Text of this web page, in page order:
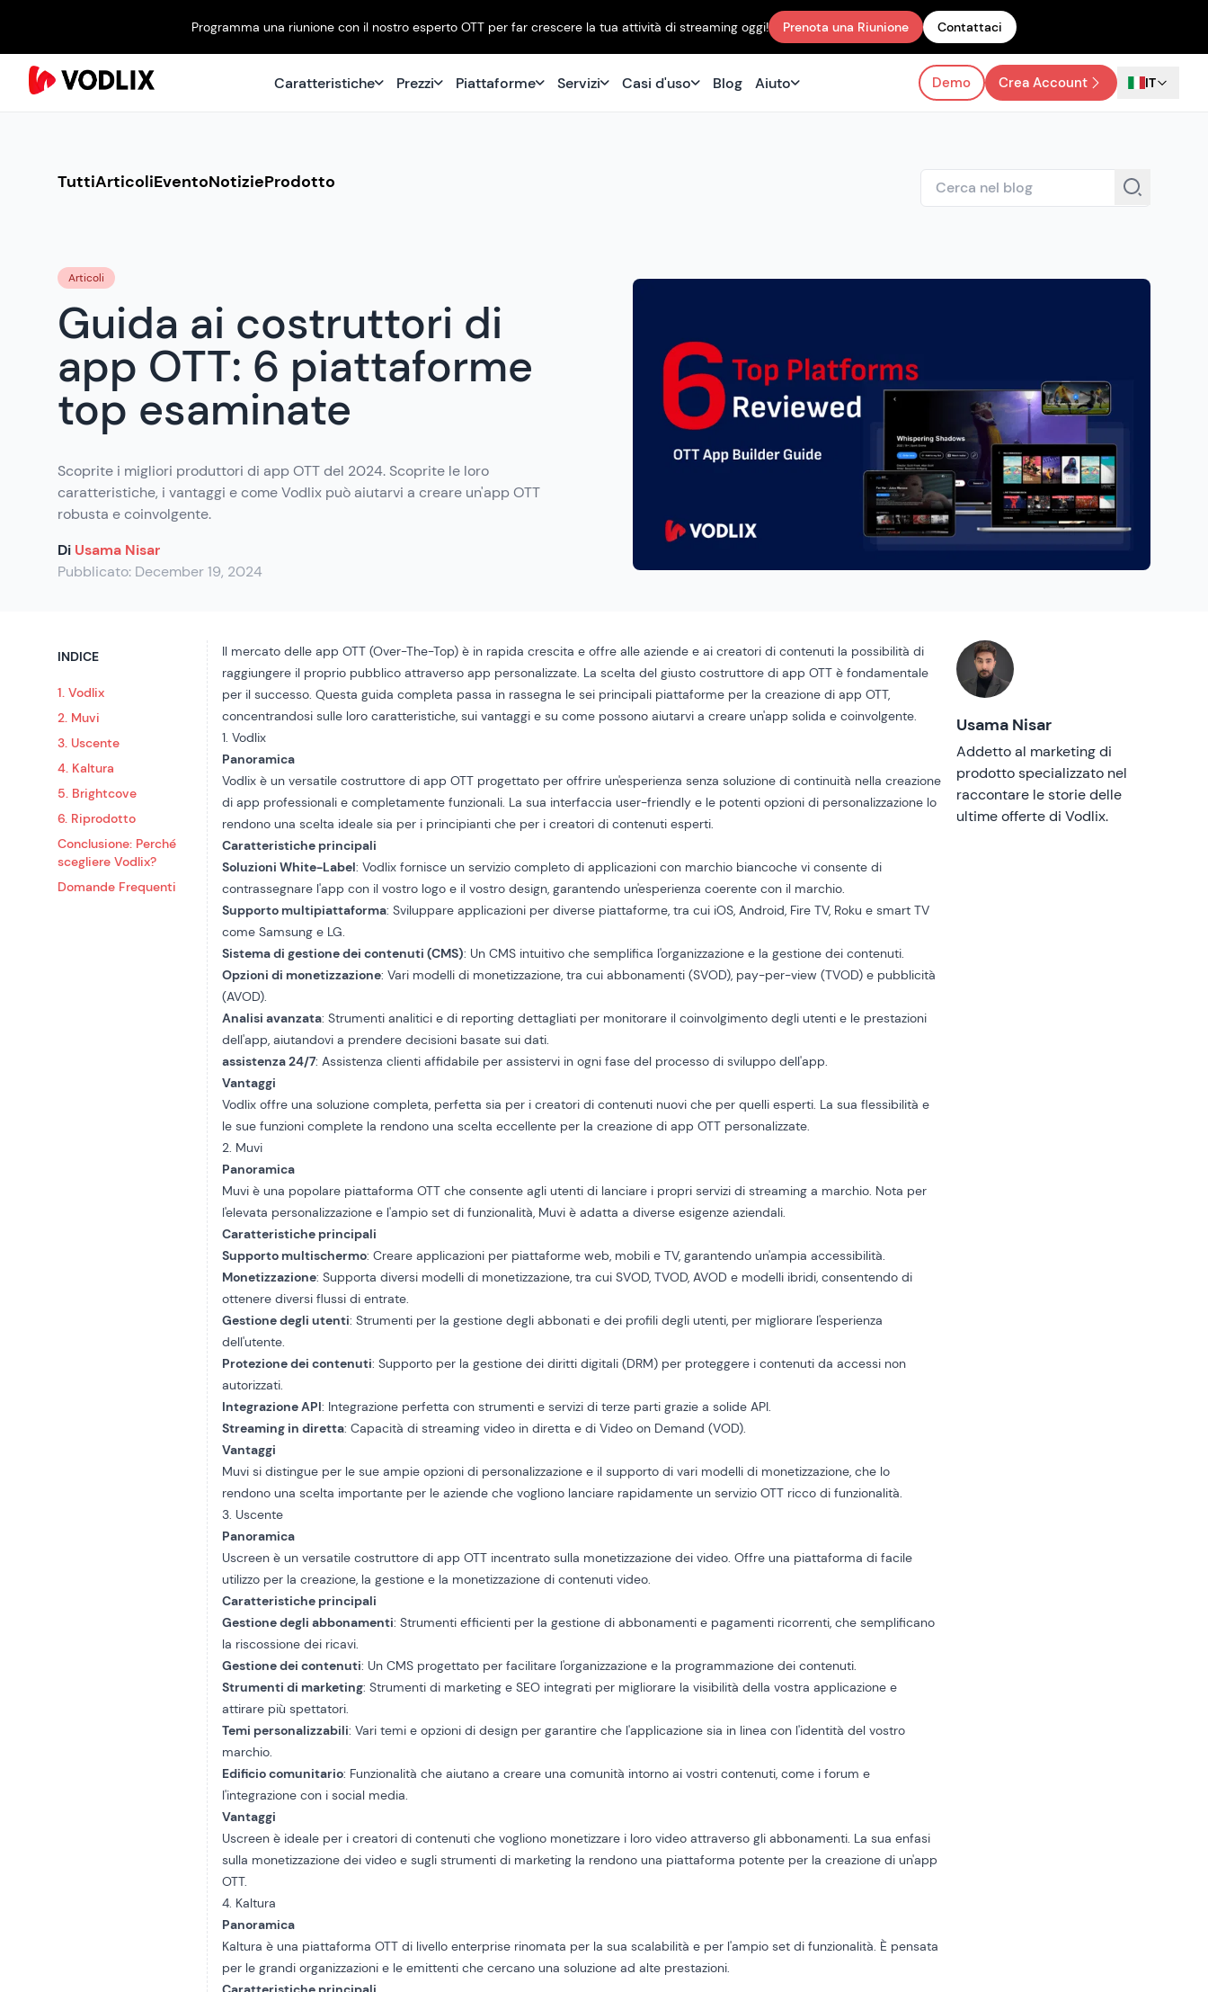
Programma una riunione con il nostro esperto OTT per far crescere la tua attività di streaming oggi! Prenota una Riunione Contattaci
Caratteristiche Prezzi Piattaforme Servizi Casi d'uso Blog Aiuto Demo Crea Account IT
TuttiArticoliEventoNotizieProdotto
Articoli
Guida ai costruttori di
app OTT: 6 piattaforme
top esaminate
Scoprite i migliori produttori di app OTT del 2024. Scoprite le loro
caratteristiche, i vantaggi e come Vodlix può aiutarvi a creare un'app OTT
robusta e coinvolgente.
Di Usama Nisar
Pubblicato: December 19, 2024
INDICE
1. Vodlix
2. Muvi
3. Uscente
4. Kaltura
5. Brightcove
6. Riprodotto
Conclusione: Perché
scegliere Vodlix?
Domande Frequenti
Il mercato delle app OTT (Over-The-Top) è in rapida crescita e offre alle aziende e ai creatori di contenuti la possibilità di
raggiungere il proprio pubblico attraverso app personalizzate. La scelta del giusto costruttore di app OTT è fondamentale
per il successo. Questa guida completa passa in rassegna le sei principali piattaforme per la creazione di app OTT,
concentrandosi sulle loro caratteristiche, sui vantaggi e su come possono aiutarvi a creare un'app solida e coinvolgente.
1. Vodlix
Panoramica
Vodlix è un versatile costruttore di app OTT progettato per offrire un'esperienza senza soluzione di continuità nella creazione
di app professionali e completamente funzionali. La sua interfaccia user-friendly e le potenti opzioni di personalizzazione lo
rendono una scelta ideale sia per i principianti che per i creatori di contenuti esperti.
Caratteristiche principali
Soluzioni White-Label: Vodlix fornisce un servizio completo diapplicazioni con marchio biancoche vi consente di
contrassegnare l'app con il vostro logo e il vostro design, garantendo un'esperienza coerente con il marchio.
Supporto multipiattaforma: Sviluppare applicazioni per diverse piattaforme, tra cui iOS, Android, Fire TV, Roku e smart TV
come Samsung e LG.
Sistema di gestione dei contenuti (CMS): Un CMS intuitivo che semplifica l'organizzazione e la gestione dei contenuti.
Opzioni di monetizzazione: Vari modelli di monetizzazione, tra cui abbonamenti (SVOD), pay-per-view (TVOD) e pubblicità
(AVOD).
Analisi avanzata: Strumenti analitici e di reporting dettagliati per monitorare il coinvolgimento degli utenti e le prestazioni
dell'app, aiutandovi a prendere decisioni basate sui dati.
assistenza 24/7: Assistenza clienti affidabile per assistervi in ogni fase del processo di sviluppo dell'app.
Vantaggi
Vodlix offre una soluzione completa, perfetta sia per i creatori di contenuti nuovi che per quelli esperti. La sua flessibilità e
le sue funzioni complete la rendono una scelta eccellente per la creazione di app OTT personalizzate.
2. Muvi
Panoramica
Muvi è una popolare piattaforma OTT che consente agli utenti di lanciare i propri servizi di streaming a marchio. Nota per
l'elevata personalizzazione e l'ampio set di funzionalità, Muvi è adatta a diverse esigenze aziendali.
Caratteristiche principali
Supporto multischermo: Creare applicazioni per piattaforme web, mobili e TV, garantendo un'ampia accessibilità.
Monetizzazione: Supporta diversi modelli di monetizzazione, tra cui SVOD, TVOD, AVOD e modelli ibridi, consentendo di
ottenere diversi flussi di entrate.
Gestione degli utenti: Strumenti per la gestione degli abbonati e dei profili degli utenti, per migliorare l'esperienza
dell'utente.
Protezione dei contenuti: Supporto per la gestione dei diritti digitali (DRM) per proteggere i contenuti da accessi non
autorizzati.
Integrazione API: Integrazione perfetta con strumenti e servizi di terze parti grazie a solide API.
Streaming in diretta: Capacità di streaming video in diretta e di Video on Demand (VOD).
Vantaggi
Muvi si distingue per le sue ampie opzioni di personalizzazione e il supporto di vari modelli di monetizzazione, che lo
rendono una scelta importante per le aziende che vogliono lanciare rapidamente un servizio OTT ricco di funzionalità.
3. Uscente
Panoramica
Uscreen è un versatile costruttore di app OTT incentrato sulla monetizzazione dei video. Offre una piattaforma di facile
utilizzo per la creazione, la gestione e la monetizzazione di contenuti video.
Caratteristiche principali
Gestione degli abbonamenti: Strumenti efficienti per la gestione di abbonamenti e pagamenti ricorrenti, che semplificano
la riscossione dei ricavi.
Gestione dei contenuti: Un CMS progettato per facilitare l'organizzazione e la programmazione dei contenuti.
Strumenti di marketing: Strumenti di marketing e SEO integrati per migliorare la visibilità della vostra applicazione e
attirare più spettatori.
Temi personalizzabili: Vari temi e opzioni di design per garantire che l'applicazione sia in linea con l'identità del vostro
marchio.
Edificio comunitario: Funzionalità che aiutano a creare una comunità intorno ai vostri contenuti, come i forum e
l'integrazione con i social media.
Vantaggi
Uscreen è ideale per i creatori di contenuti che vogliono monetizzare i loro video attraverso gli abbonamenti. La sua enfasi
sulla monetizzazione dei video e sugli strumenti di marketing la rendono una piattaforma potente per la creazione di un'app
OTT.
4. Kaltura
Panoramica
Kaltura è una piattaforma OTT di livello enterprise rinomata per la sua scalabilità e per l'ampio set di funzionalità. È pensata
per le grandi organizzazioni e le emittenti che cercano una soluzione ad alte prestazioni.
Usama Nisar
Addetto al marketing di
prodotto specializzato nel
raccontare le storie delle
ultime offerte di Vodlix.